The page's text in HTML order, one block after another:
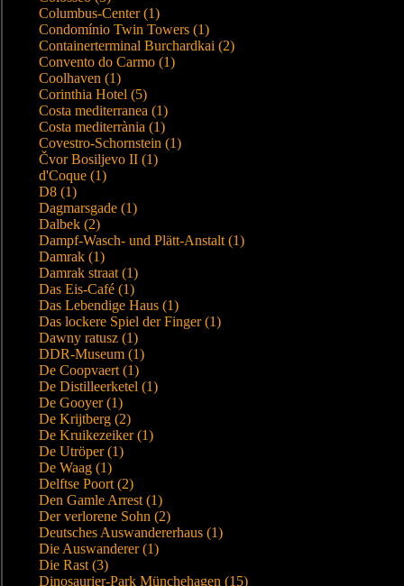
Columbus-Center (1)
Condomínio Twin Towers (1)
Containerterminal Burchardkai (2)
Convento do Carmo (1)
Coolhaven (1)
Corinthia Hotel (5)
Costa mediterranea (1)
Costa mediterrània (1)
Covestro-Schornstein (1)
Čvor Bosiljevo II (1)
d'Coque (1)
D8 (1)
Dagmarsgade (1)
Dalbek (2)
Dampf-Wasch- und Plätt-Anstalt (1)
Damrak (1)
Damrak straat (1)
Das Eis-Café (1)
Das Lebendige Haus (1)
Das lockere Spiel der Finger (1)
Dawny ratusz (1)
DDR-Museum (1)
De Coopvaert (1)
De Distilleerketel (1)
De Gooyer (1)
De Krijtberg (2)
De Kruikezeiker (1)
De Utröper (1)
De Waag (1)
Delftse Poort (2)
Den Gamle Arrest (1)
Der verlorene Sohn (2)
Deutsches Auswandererhaus (1)
Die Auswanderer (1)
Die Rast (3)
Dinosaurier-Park Münchehagen (15)